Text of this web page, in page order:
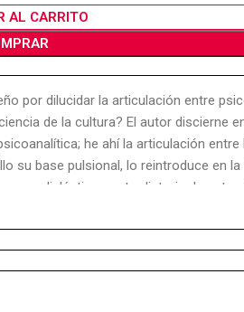
AL CARRITO
por dilucidar la articulación entre
de la cultura? El autor discierne
he ahí la articulación
su base pulsional, lo reintroduce en
dialéctica contradictoria de
salida a que llevaron los intentos de
entre ambos, de búsqueda de
y este se incorpora a ellas. Tal es la